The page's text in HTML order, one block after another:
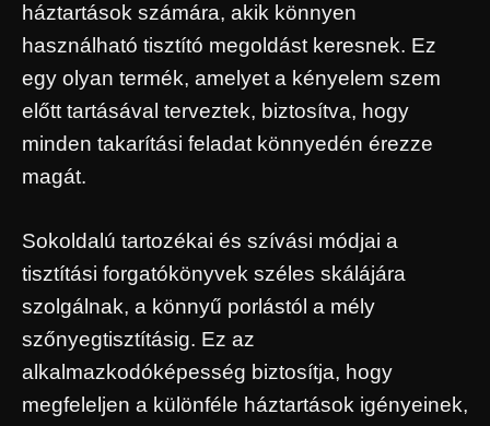
háztartások számára, akik könnyen
használható tisztító megoldást keresnek. Ez
egy olyan termék, amelyet a kényelem szem
előtt tartásával terveztek, biztosítva, hogy
minden takarítási feladat könnyedén érezze
magát.
Sokoldalú tartozékai és szívási módjai a
tisztítási forgatókönyvek széles skálájára
szolgálnak, a könnyű porlástól a mély
szőnyegtisztításig. Ez az
alkalmazkodóképesség biztosítja, hogy
megfeleljen a különféle háztartások igényeinek,